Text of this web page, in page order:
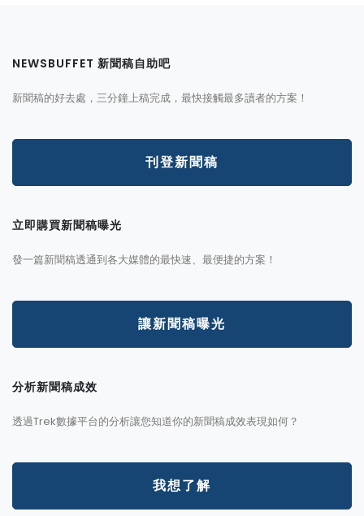
NEWSBUFFET 新聞稿自助吧
新聞稿的好去處，三分鐘上稿完成，最快接觸最多讀者的方案！
刊登新聞稿
立即購買新聞稿曝光
發一篇新聞稿透通到各大媒體的最快速、最便捷的方案！
讓新聞稿曝光
分析新聞稿成效
透過Trek數據平台的分析讓您知道你的新聞稿成效表現如何？
我想了解